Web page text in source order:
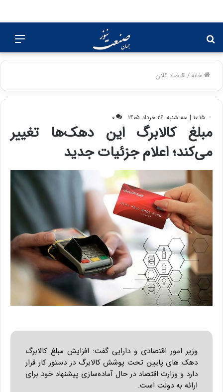
برای
خانه/اقتصاد کلان
۱۰:۱۵ | سه شنبه، ۲۶ خرداد ۱۴۰۵ ۰
مبلغ کالابرگ این دهک‌ها تغییر
می‌کند؛ اعلام جزئیات جدید
وزیر امور اقتصادی و دارایی گفت: افزایش مبلغ کالابرگ
دهک های پایین تحت پوشش کالابرگ در دستور کار قرار
دارد و وزارت اقتصاد در حال آماده‌سازی پیشنهاد خود برای
ارائه به دولت است.